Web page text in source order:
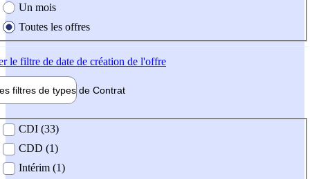
Un mois
Toutes les offres
le filtre de date de création de l'offre
filtres de types de Contrat
contrat
CDI (33)
CDD (1)
Intérim (1)